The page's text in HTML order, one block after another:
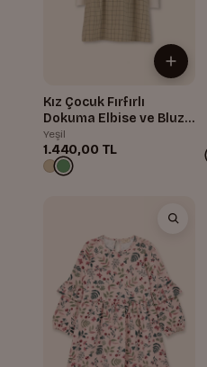
Kız Çocuk Fırfırlı
Dokuma Elbise ve Bluz
Takım
Yeşil
1.440,00 TL